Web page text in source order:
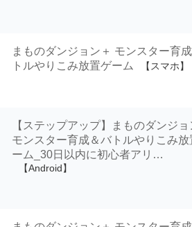
まものダンジョン＋ モンスター育
トルやりこみ放置ゲーム
【スマホ】
【ステップアップ】まものダンジョ
モンスター育成＆バトルやりこみ放
ーム_30日以内に初心者アリ…
【Android】